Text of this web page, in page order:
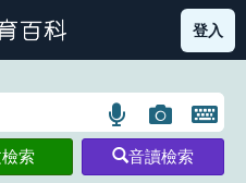
示 部首索引表圖示
登入
語
言
搜
圖
片
搜
開
鍵
索 音讀檢索